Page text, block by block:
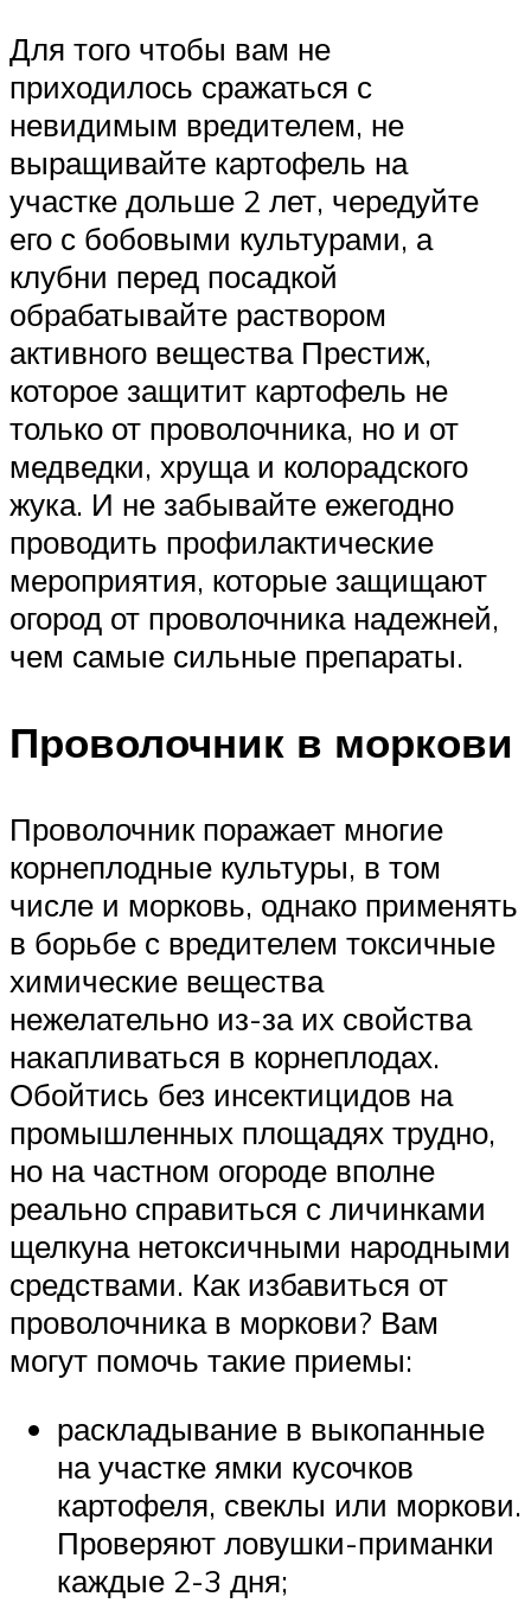
Для того чтобы вам не
приходилось сражаться с
невидимым вредителем, не
выращивайте картофель на
участке дольше 2 лет, чередуйте
его с бобовыми культурами, а
клубни перед посадкой
обрабатывайте раствором
активного вещества Престиж,
которое защитит картофель не
только от проволочника, но и от
медведки, хруща и колорадского
жука. И не забывайте ежегодно
проводить профилактические
мероприятия, которые защищают
огород от проволочника надежней,
чем самые сильные препараты.
Проволочник в моркови
Проволочник поражает многие
корнеплодные культуры, в том
числе и морковь, однако применять
в борьбе с вредителем токсичные
химические вещества
нежелательно из-за их свойства
накапливаться в корнеплодах.
Обойтись без инсектицидов на
промышленных площадях трудно,
но на частном огороде вполне
реально справиться с личинками
щелкуна нетоксичными народными
средствами. Как избавиться от
проволочника в моркови? Вам
могут помочь такие приемы:
раскладывание в выкопанные
на участке ямки кусочков
картофеля, свеклы или моркови.
Проверяют ловушки-приманки
каждые 2-3 дня;